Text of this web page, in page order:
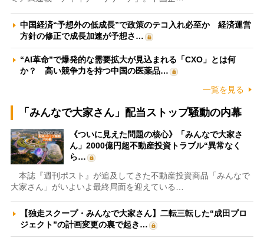
中国経済“予想外の低成長”で政策のテコ入れ必至か 経済運営
方針の修正で成長加速が予想さ…
“AI革命”で爆発的な需要拡大が見込まれる「CXO」とは何
か？ 高い競争力を持つ中国の医薬品…
一覧を見る
「みんなで大家さん」配当ストップ騒動の内幕
《ついに見えた問題の核心》「みんなで大家さ
ん」2000億円超不動産投資トラブル“異常なく
ら…
本誌『週刊ポスト』が追及してきた不動産投資商品「みんなで
大家さん」がいよいよ最終局面を迎えている…
【独走スクープ・みんなで大家さん】二転三転した“成田プロ
ジェクト”の計画変更の裏で起き…